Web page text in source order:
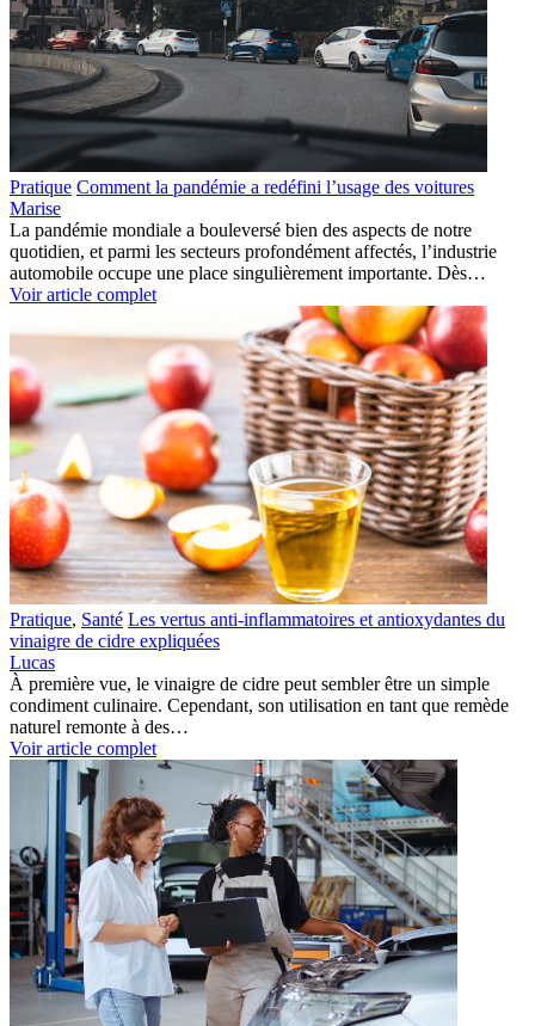
Pratique Comment la pandémie a redéfini l’usage des voitures
Marise
La pandémie mondiale a bouleversé bien des aspects de notre
quotidien, et parmi les secteurs profondément affectés, l’industrie
automobile occupe une place singulièrement importante. Dès…
Voir article complet
Pratique, Santé Les vertus anti-inflammatoires et antioxydantes du
vinaigre de cidre expliquées
Lucas
À première vue, le vinaigre de cidre peut sembler être un simple
condiment culinaire. Cependant, son utilisation en tant que remède
naturel remonte à des…
Voir article complet